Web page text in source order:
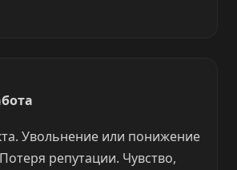
Увольнение или понижение
репутации. Чувство,